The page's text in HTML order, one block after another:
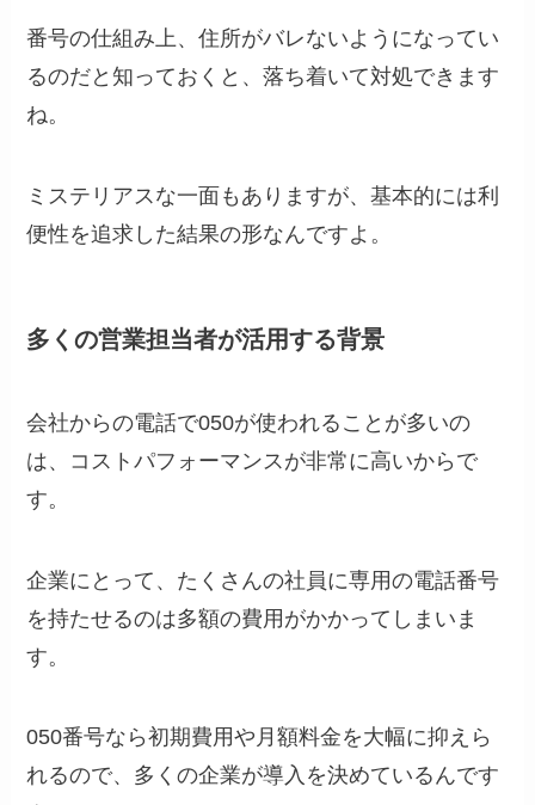
番号の仕組み上、住所がバレないようになってい
るのだと知っておくと、落ち着いて対処できます
ね。
ミステリアスな一面もありますが、基本的には利
便性を追求した結果の形なんですよ。
多くの営業担当者が活用する背景
会社からの電話で050が使われることが多いの
は、コストパフォーマンスが非常に高いからで
す。
企業にとって、たくさんの社員に専用の電話番号
を持たせるのは多額の費用がかかってしまいま
す。
050番号なら初期費用や月額料金を大幅に抑えら
れるので、多くの企業が導入を決めているんです